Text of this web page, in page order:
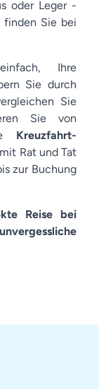
oder Leger -
finden Sie bei
Ihre
Sie durch
Sie
Sie von
Kreuzfahrt-
Rat und Tat
zur Buchung
Reise bei